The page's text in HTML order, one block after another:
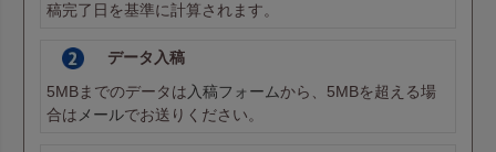
稿完了日を基準に計算されます。
データ入稿
5MBまでのデータは入稿フォームから、5MBを超える場
合はメールでお送りください。